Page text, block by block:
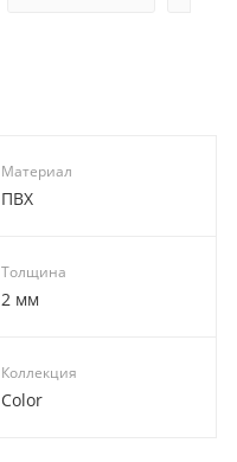
Материал
ПВХ
Толщина
2 мм
Коллекция
Color